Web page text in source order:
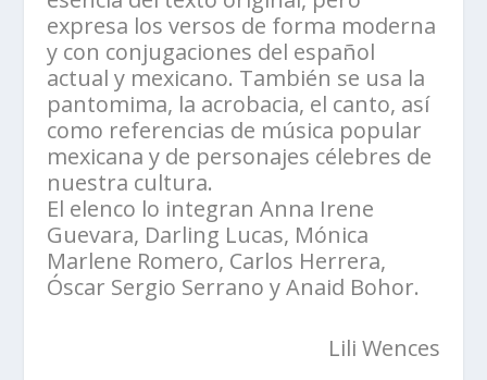
expresa los versos de forma moderna
y con conjugaciones del español
actual y mexicano. También se usa la
pantomima, la acrobacia, el canto, así
como referencias de música popular
mexicana y de personajes célebres de
nuestra cultura.
El elenco lo integran Anna Irene
Guevara, Darling Lucas, Mónica
Marlene Romero, Carlos Herrera,
Óscar Sergio Serrano y Anaid Bohor.
Lili Wences